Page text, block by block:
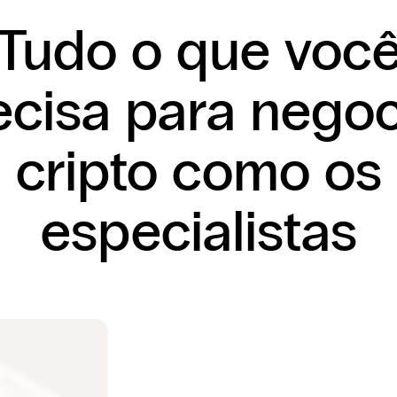
o que
para
cripto como os
especialistas